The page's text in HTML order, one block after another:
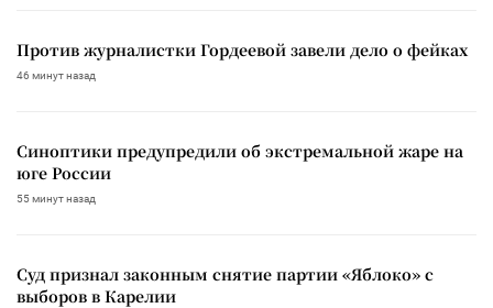
Против журналистки Гордеевой завели дело о фейках
46 минут назад
Синоптики предупредили об экстремальной жаре на
юге России
55 минут назад
Суд признал законным снятие партии «Яблоко» с
выборов в Карелии